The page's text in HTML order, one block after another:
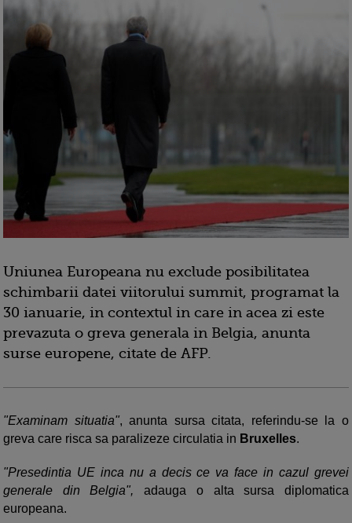
Uniunea Europeana nu exclude posibilitatea
schimbarii datei viitorului summit, programat la
30 ianuarie, in contextul in care in acea zi este
prevazuta o greva generala in Belgia, anunta
surse europene, citate de AFP.
"Examinam situatia", anunta sursa citata, referindu-se la o
greva care risca sa paralizeze circulatia in Bruxelles.
"Presedintia UE inca nu a decis ce va face in cazul grevei
generale din Belgia", adauga o alta sursa diplomatica
europeana.